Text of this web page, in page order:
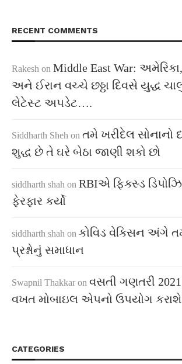
RECENT COMMENTS
Rakesh on Middle East War:
અને ઈરાન વચ્ચે છઠ્ઠા દિવસે યુદ્ધ
લેટેસ્ટ અપડેટ….
Siddharth Sheh on તમે ખરીદેલ સોનાનો
શુદ્ધ છે તે ઘરે બેઠા જાણી શકો છો
siddharth shah on RBIએ ફિક્સ્ડ
ફેરફાર કર્યો
siddharth shah on કોવિડ વેક્સિન અંગે
પ્રશ્નોનું સમાધાન
Swapnil Thakkar on વસતી ગણતરી
વખત મોબાઇલ એપનો ઉપયોગ કરાશે
CATEGORIES